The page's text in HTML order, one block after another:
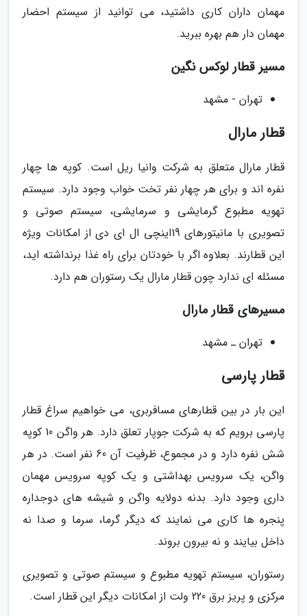
مهمان داران کاری داشتید، می توانید از سیستم احضار
مهمان دار هم بهره ببرید.
مسیر قطار لوکس نگین
تهران - مشهد
قطار مارال
قطار مارال متعلق به شرکت وانیا ریل است. کوپه ها چهار
نفره اند و برای هر چهار نفر تخت خواب وجود دارد. سیستم
تهویه مطبوع گرمایشی و سرمایشی، سیستم صوتی و
تصویری با مانیتورهای 19اینچی ال ای دی از امکانات ویژه
این قطارند. بعلاوه اگر با خودتان برای راه غذا برنداشته اید،
مسئله ای ندارد چون قطار مارال یک رستوران هم دارد.
مسیرهای قطار مارال
تهران ـ مشهد
قطار پارسی
این بار در بین قطارهای مسافربری، می خواهیم سراغ قطار
پارسی برویم که به شرکت جوپار تعلق دارد. هر واگن 10 کوپه
شش نفره دارد و در مجموع، ظرفیت آن 60 نفر است. در هر
واگن، یک سرویس بهداشتی و یک کوپه سرویس مهمان
داری وجود دارد. بدنه دولایه واگن و شیشه های دوجداره
پنجره ها کاری می نمایند که دیگر گرما، سرما و صدا نه
داخل بیایند و نه بیرون بروند.
رستوران، سیستم تهویه مطبوع و سیستم صوتی و تصویری
مرکزی و پریز برق 220 ولت از امکانات دیگر این قطار است.